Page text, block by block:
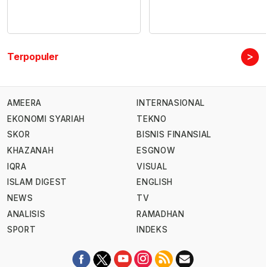
Terpopuler >
AMEERA
EKONOMI SYARIAH
SKOR
KHAZANAH
IQRA
ISLAM DIGEST
NEWS
ANALISIS
SPORT
INTERNASIONAL
TEKNO
BISNIS FINANSIAL
ESGNOW
VISUAL
ENGLISH
TV
RAMADHAN
INDEKS